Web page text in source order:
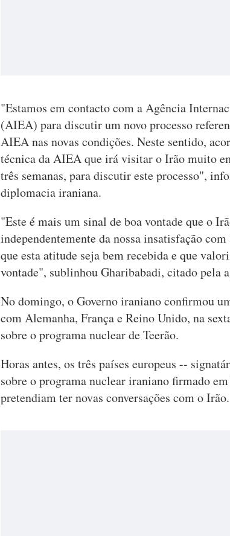
"Estamos em contacto com a Agência
(AIEA) para discutir um novo processo
AIEA nas novas condições. Neste sentido,
técnica da AIEA que irá visitar o Irão muito
três semanas, para discutir este processo",
diplomacia iraniana.
"Este é mais um sinal de boa vontade que o
independentemente da nossa insatisfação
que esta atitude seja bem recebida e que
vontade", sublinhou Gharibabadi, citado pela
No domingo, o Governo iraniano confirmou
com Alemanha, França e Reino Unido, na
sobre o programa nuclear de Teerão.
Horas antes, os três países europeus --
sobre o programa nuclear iraniano firmado
pretendiam ter novas conversações com o Irão.